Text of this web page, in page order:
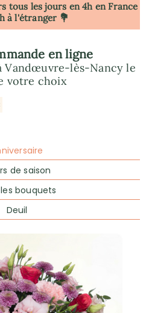
tous les jours en 4h en France
à l'étranger 💐
en ligne
Vandœuvre-lès-Nancy le
votre choix
de saison
bouquets
Deuil